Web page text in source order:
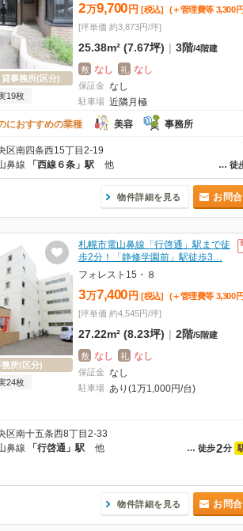
事務所(区分)
19枚
2万9,700 円 [税込] (＋管理費等 3,300
[坪単価 約3,873円/坪]
25.38m² (7.67坪) | 3階/4階建
敷 なし 礼 なし
保証金 なし
駐車場 近隣月極
におすすめの業種
美容 事務所
区南四条西15丁目2-19
… 徒
鼻線 「西線６条」駅 他
物件詳細を見る お問
所(区分)
24枚
札幌市電山鼻線「行啓通」駅まで徒
歩2分！「静修学園前」駅徒歩3…
フォレスト15・８
3万7,400 円 [税込] (＋管理費等 3,300
[坪単価 約4,545円/坪]
27.22m² (8.23坪) | 2階/5階建
敷 なし 礼 なし
保証金 なし
駐車場 あり(1万1,000円/台)
区南十五条西8丁目2-33
… 徒歩2分
鼻線 「行啓通」駅 他
物件詳細を見る お問